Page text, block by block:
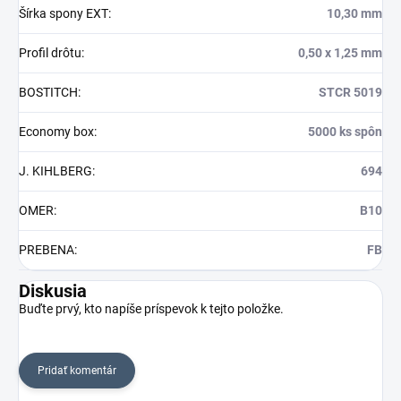
Šírka spony EXT: 10,30 mm
Profil drôtu: 0,50 x 1,25 mm
BOSTITCH: STCR 5019
Economy box: 5000 ks spôn
J. KIHLBERG: 694
OMER: B10
PREBENA: FB
Diskusia
Buďte prvý, kto napíše príspevok k tejto položke.
Pridať komentár